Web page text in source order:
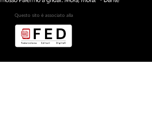
Questo sito è associato alla